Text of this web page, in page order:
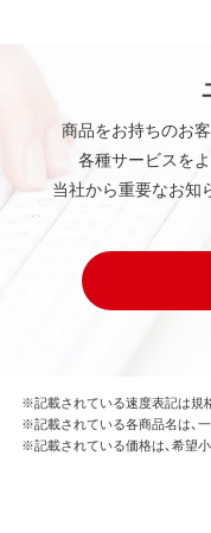
商品をお持ちのお
各種サービスを
当社から重要なお知
※記載されている速度表記は規
※記載されている各商品名は、
※記載されている価格は、希望小